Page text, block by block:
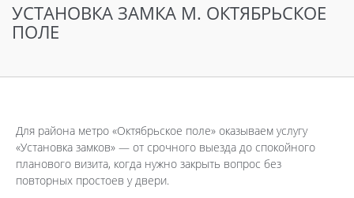
УСТАНОВКА ЗАМКА М. ОКТЯБРЬСКОЕ
ПОЛЕ
Для района метро «Октябрьское поле» оказываем услугу
«Установка замков» — от срочного выезда до спокойного
планового визита, когда нужно закрыть вопрос без
повторных простоев у двери.